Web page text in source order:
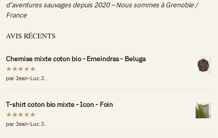
d’aventures sauvages depuis 2020 – Nous sommes àGrenoble /
France
AVIS RÉCENTS
Chemise mixte coton bio - Emeindras - Beluga
par Jean-Luc J.
T-shirt coton bio mixte - Icon - Foin
par Jean-Luc J.